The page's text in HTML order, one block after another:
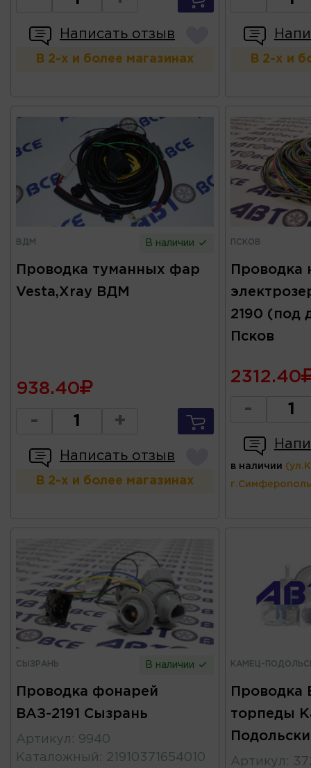
Написать отзыв
В 2-х и более магазинах В 2-х и
ВДМ В наличии
Проводка туманных фар
Vesta,Xray ВДМ
938.40
- +
Написать отзыв
В 2-х и более магазинах
ПСКОВ
Проводка
2190 (под
Псков
2312.40
-
в наличии
СЫЗРАНЬ В наличии
Проводка фонарей
ВАЗ-2191 Сызрань
Артикул : 9940
Каталожный : 21910371654010
КАМЕЦ-
Проводка
торпеды
Артикул :